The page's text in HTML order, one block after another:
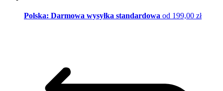
Polska: Darmowa wysyłka standardowa od 199,00 zł